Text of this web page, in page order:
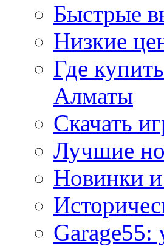
Быстрые
Низкие
Где
Алматы
Скачать
Лучшие
Новинки
Garage55: